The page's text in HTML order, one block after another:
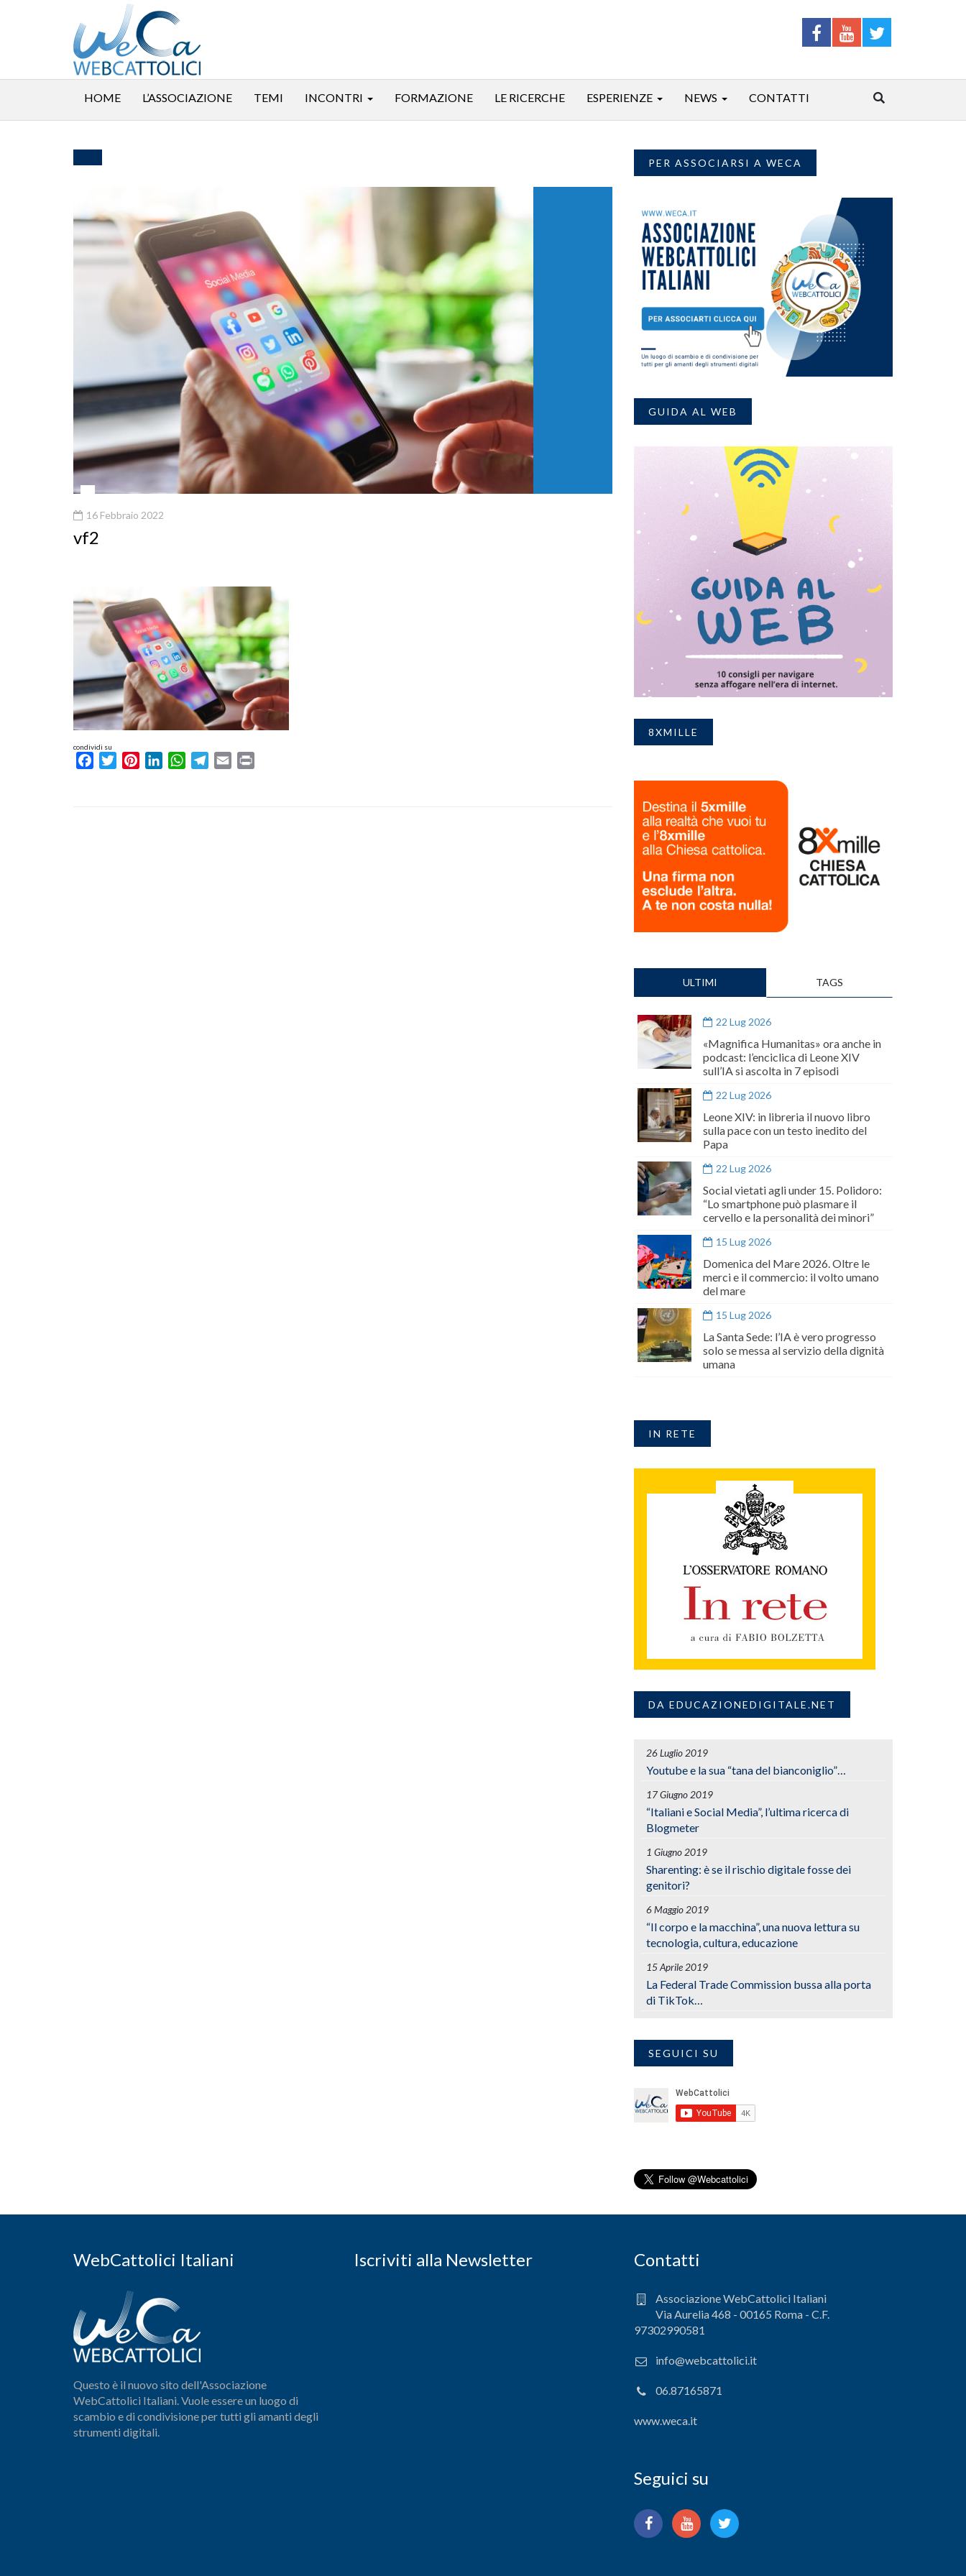
HOME L’ASSOCIAZIONE TEMI INCONTRI FORMAZIONE LE RICERCHE ESPERIENZE NEWS CONTATTI
16 Febbraio 2022
vf2
condividi su
FacebookTwitterPinterestLinkedInWhatsAppTelegram
Email
PER ASSOCIARSI A WECA
GUIDA AL WEB
8XMILLE
ULTIMI TAGS
22 Lug 2026
«Magnifica Humanitas» ora anche in
podcast: l’enciclica di Leone XIV
sull’IA si ascolta in 7 episodi
22 Lug 2026
Leone XIV: in libreria il nuovo libro
sulla pace con un testo inedito del
Papa
22 Lug 2026
Social vietati agli under 15. Polidoro:
“Lo smartphone può plasmare il
cervello e la personalità dei minori”
15 Lug 2026
Domenica del Mare 2026. Oltre le
merci e il commercio: il volto umano
del mare
15 Lug 2026
La Santa Sede: l’IA è vero progresso
solo se messa al servizio della dignità
umana
IN RETE
DA EDUCAZIONEDIGITALE.NET
26 Luglio 2019
Youtube e la sua “tana del bianconiglio”…
17 Giugno 2019
“Italiani e Social Media”, l’ultima ricerca di
Blogmeter
1 Giugno 2019
Sharenting: è se il rischio digitale fosse dei
genitori?
6 Maggio 2019
“Il corpo e la macchina”, una nuova lettura su
tecnologia, cultura, educazione
15 Aprile 2019
La Federal Trade Commission bussa alla porta
di TikTok…
SEGUICI SU
WebCattolici Italiani
Questo è il nuovo sito dell'Associazione
WebCattolici Italiani. Vuole essere un luogo di
scambio e di condivisione per tutti gli amanti degli
strumenti digitali.
Iscriviti alla Newsletter Contatti
Associazione WebCattolici Italiani
Via Aurelia 468 - 00165 Roma - C.F.
97302990581
info@webcattolici.it
06.87165871
www.weca.it
Seguici su